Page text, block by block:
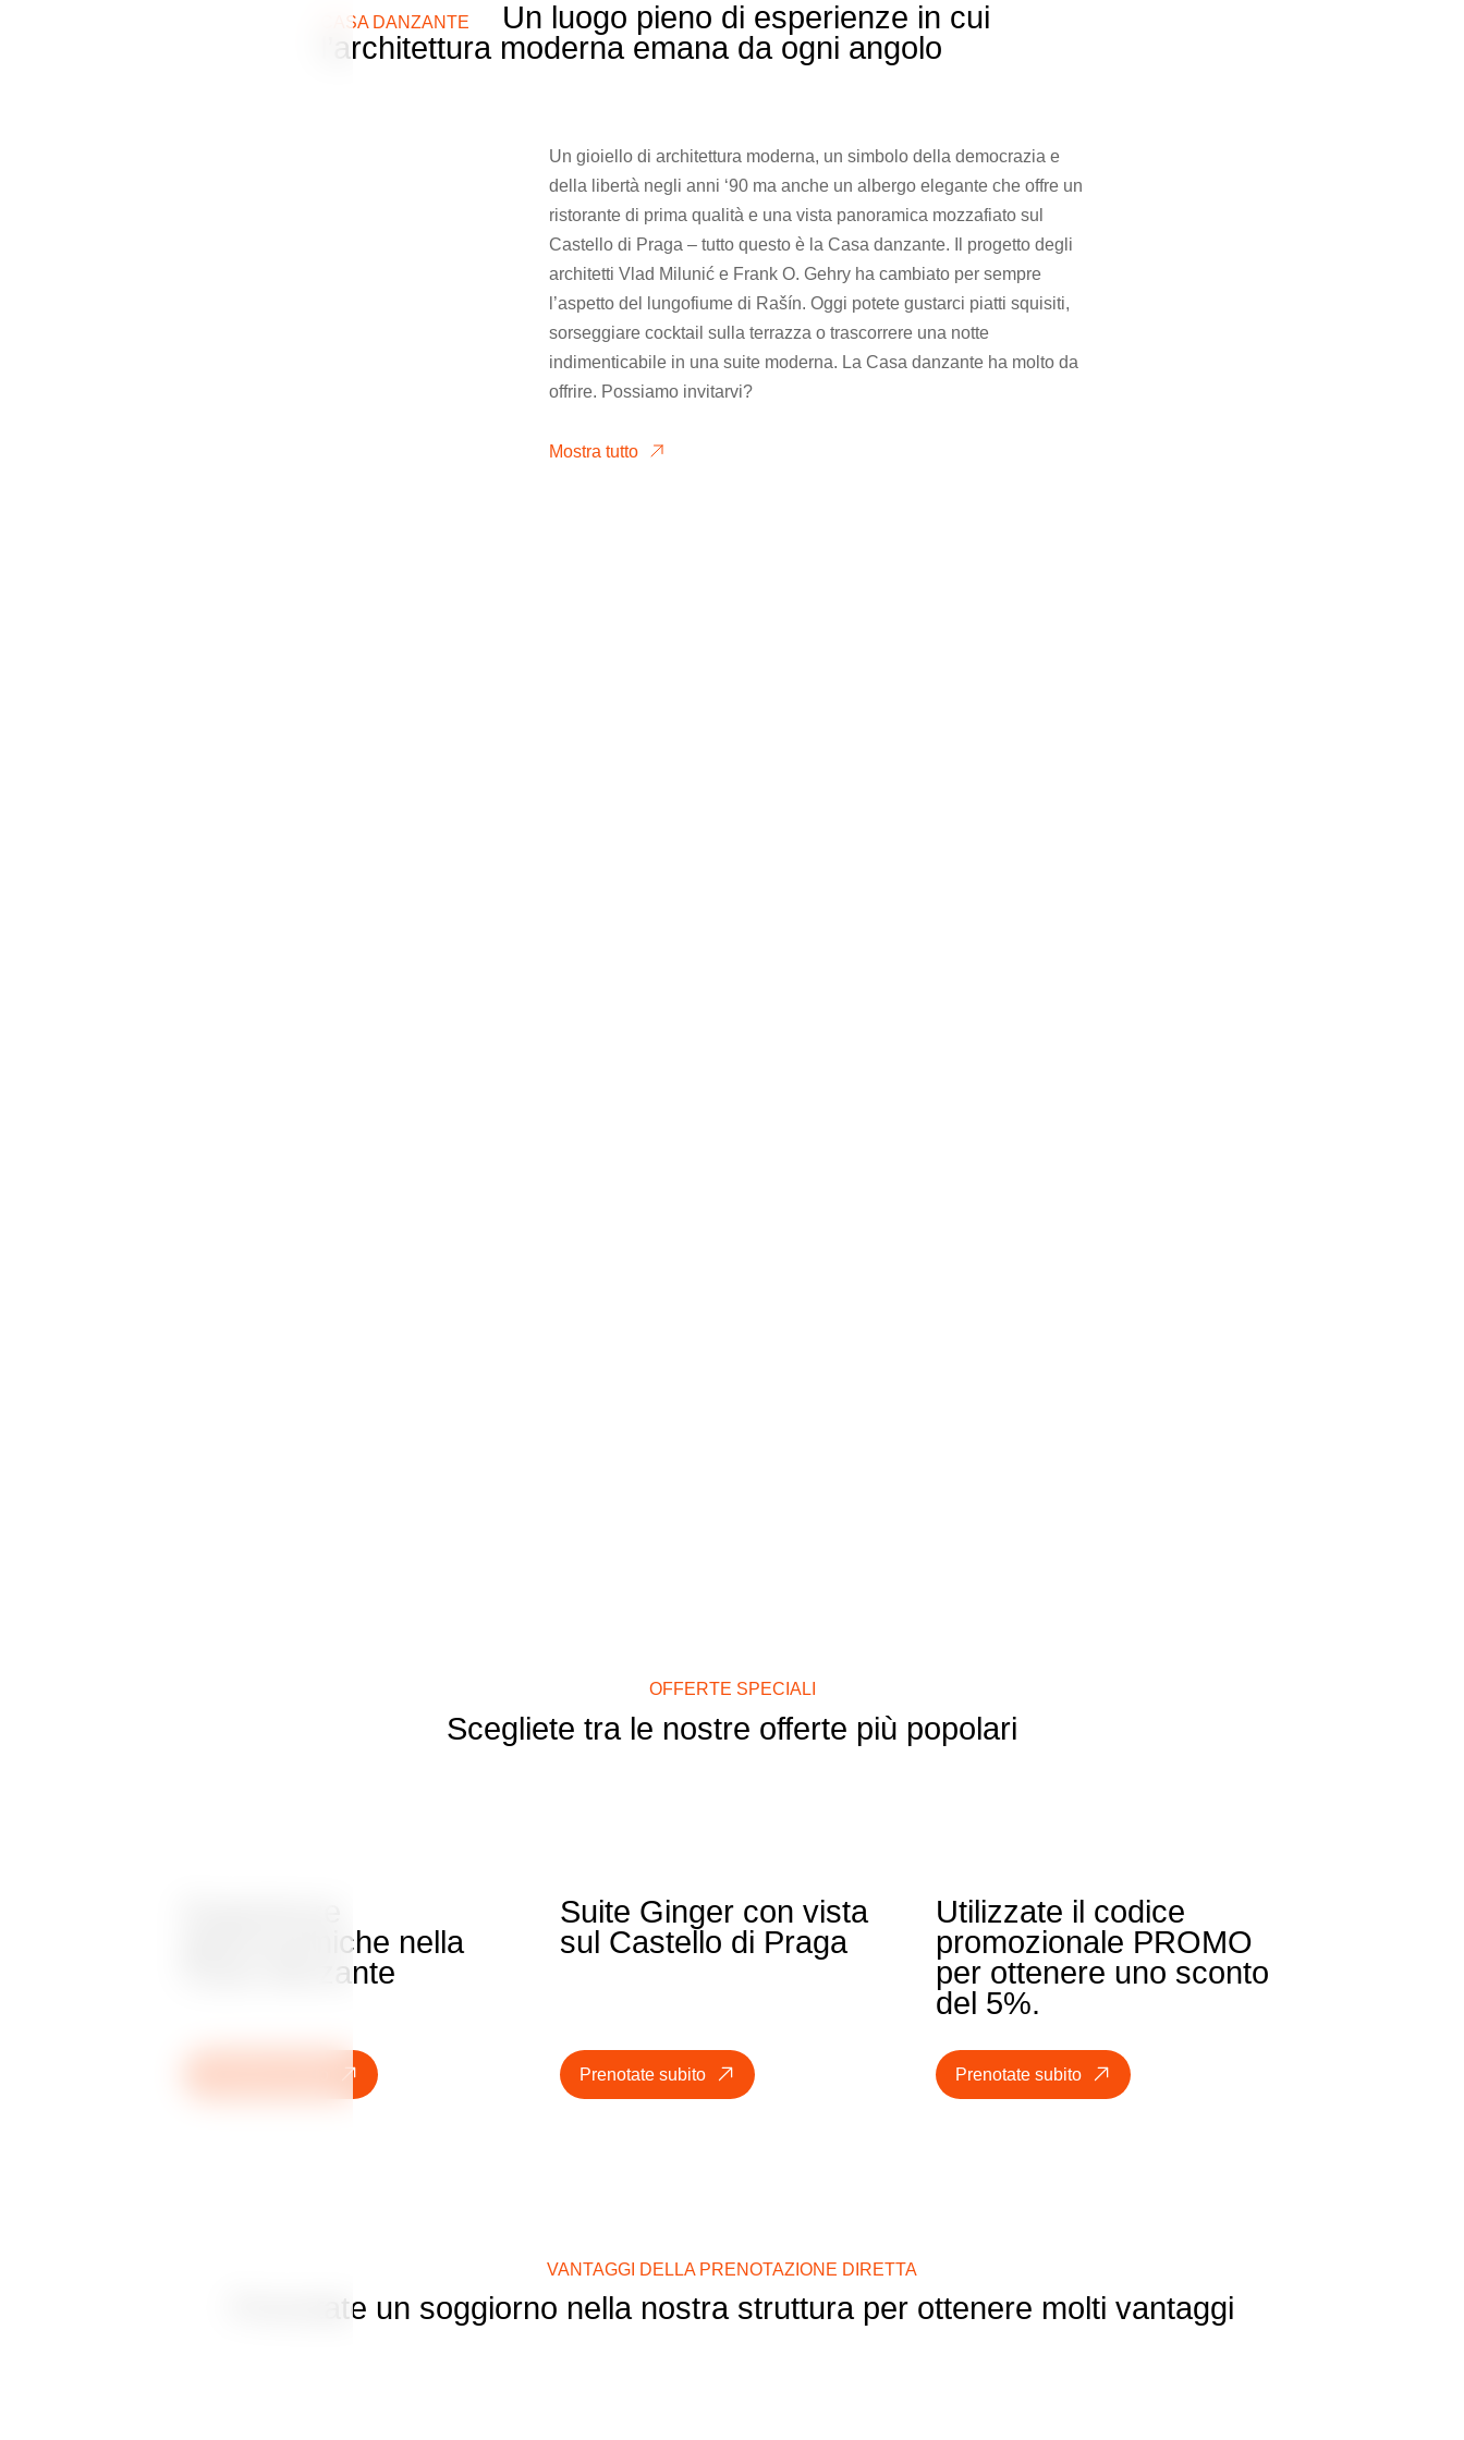
CASA DANZANTE
Un luogo pieno di esperienze in cui
l’architettura moderna emana da ogni angolo
Un gioiello di architettura moderna, un simbolo della democrazia e
della libertà negli anni ‘90 ma anche un albergo elegante che offre un
ristorante di prima qualità e una vista panoramica mozzafiato sul
Castello di Praga – tutto questo è la Casa danzante. Il progetto degli
architetti Vlad Milunić e Frank O. Gehry ha cambiato per sempre
l’aspetto del lungofiume di Rašín. Oggi potete gustarci piatti squisiti,
sorseggiare cocktail sulla terrazza o trascorrere una notte
indimenticabile in una suite moderna. La Casa danzante ha molto da
offrire. Possiamo invitarvi?
Mostra tutto
OFFERTE SPECIALI
Scegliete tra le nostre offerte più popolari
gastronomiche nella
Casa danzante
Suite Ginger con vista
sul Castello di Praga
Prenotate subito
Utilizzate il codice
promozionale PROMO
per ottenere uno sconto
del 5%.
Prenotate subito
VANTAGGI DELLA PRENOTAZIONE DIRETTA
Prenotate un soggiorno nella nostra struttura per ottenere molti vantaggi